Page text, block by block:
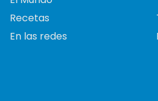
Recetas
En las redes